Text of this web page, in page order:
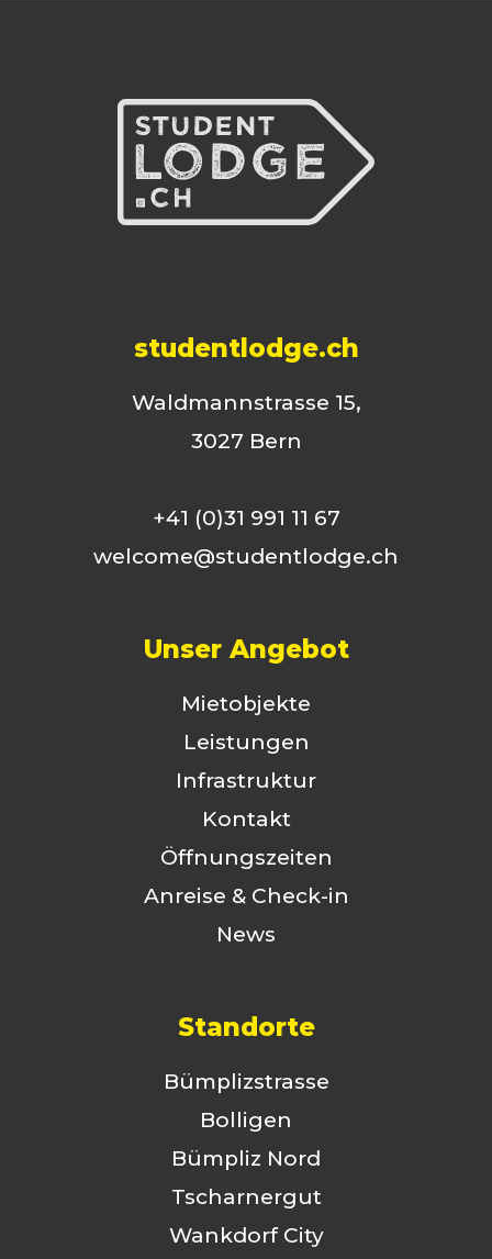
studentlodge.ch
Waldmannstrasse 15,
3027 Bern
+41 (0)31 991 11 67
welcome@studentlodge.ch
Unser Angebot
Mietobjekte
Leistungen
Infrastruktur
Kontakt
Öffnungszeiten
Anreise & Check-in
News
Standorte
Bümplizstrasse
Bolligen
Bümpliz Nord
Tscharnergut
Wankdorf City